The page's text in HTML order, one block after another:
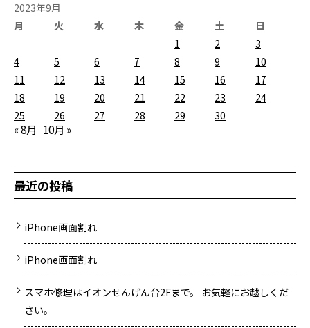
2023年9月
月
火 水 木 金 土
日
1
2
3
4
5 6 7 8 9
10
11
12 13 14 15 16
17
18
19 20 21 22 23
24
25
26 27 28 29 30
« 8月 10月 »
最近の投稿
iPhone画面割れ
iPhone画面割れ
スマホ修理はイオンせんげん台2Fまで。 お気軽にお越しくだ
さい。